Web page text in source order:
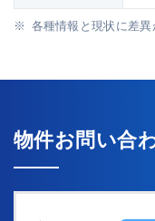
各種情報と現状に差異
物件お問い合